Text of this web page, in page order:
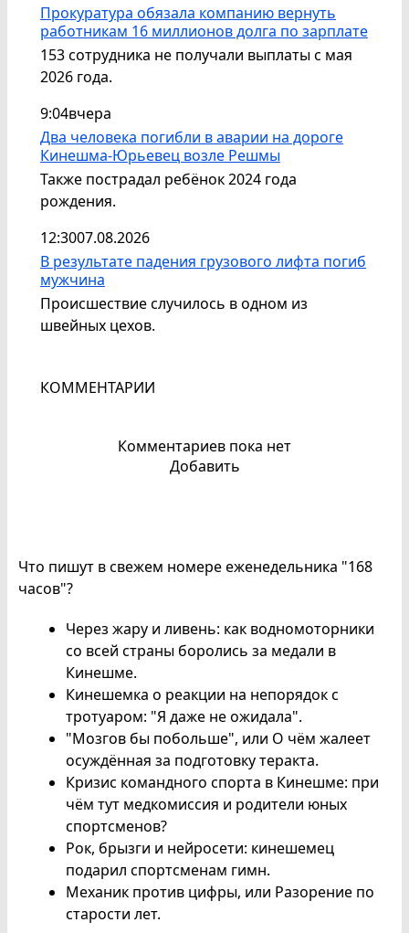
Прокуратура обязала компанию вернуть
работникам 16 миллионов долга по зарплате
153 сотрудника не получали выплаты с мая
2026 года.
9:04вчера
Два человека погибли в аварии на дороге
Кинешма-Юрьевец возле Решмы
Также пострадал ребёнок 2024 года
рождения.
12:3007.08.2026
В результате падения грузового лифта погиб
мужчина
Происшествие случилось в одном из
швейных цехов.
КОММЕНТАРИИ
Комментариев пока нет
Добавить
Что пишут в свежем номере еженедельника "168
часов"?
Через жару и ливень: как водномоторники
со всей страны боролись за медали в
Кинешме.
Кинешемка о реакции на непорядок с
тротуаром: "Я даже не ожидала".
"Мозгов бы побольше", или О чём жалеет
осуждённая за подготовку теракта.
Кризис командного спорта в Кинешме: при
чём тут медкомиссия и родители юных
спортсменов?
Рок, брызги и нейросети: кинешемец
подарил спортсменам гимн.
Механик против цифры, или Разорение по
старости лет.